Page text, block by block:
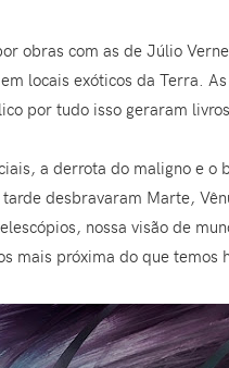
obras com as de Júlio
locais exóticos da Terra.
por tudo isso geraram
a derrota do maligno e
desbravaram Marte,
nossa visão de
mais próxima do que temos